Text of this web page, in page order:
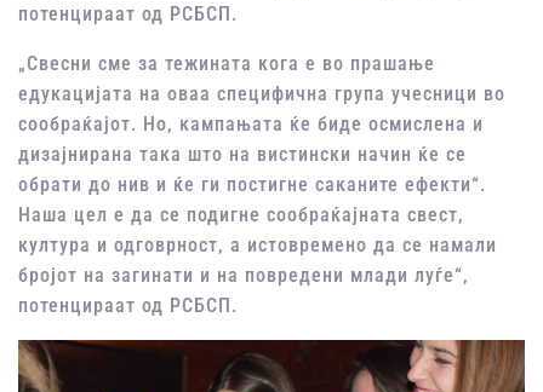
потенцираат од РСБСП.
„Свесни сме за тежината кога е во прашање
едукацијата на оваа специфична група учесници во
сообраќајот. Но, кампањата ќе биде осмислена и
дизајнирана така што на вистински начин ќе се
обрати до нив и ќе ги постигне саканите ефекти“.
Наша цел е да се подигне сообраќајната свест,
култура и одговрност, а истовремено да се намали
бројот на загинати и на повредени млади луѓе“,
потенцираат од РСБСП.